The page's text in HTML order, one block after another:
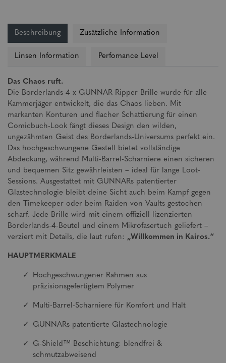
Beschreibung Zusätzliche Information
Linsen Information Perfomance Level
Das Chaos ruft.
Die Borderlands 4 x GUNNAR Ripper Brille wurde für alle
Kammerjäger entwickelt, die das Chaos lieben. Mit
markanten Konturen und flacher Schattierung für einen
Comicbuch-Look fängt dieses Design den wilden,
ungezähmten Geist des Borderlands-Universums perfekt ein.
Das hochgeschwungene Gestell bietet vollständige
Abdeckung, während Multi-Barrel-Scharniere einen sicheren
und bequemen Sitz gewährleisten – ideal für lange Loot-
Sessions. Ausgestattet mit GUNNARs patentierter
Glastechnologie bleibt deine Sicht auch beim Kampf gegen
den Timekeeper oder beim Raiden von Vaults gestochen
scharf. Jede Brille wird mit einem offiziell lizenzierten
Borderlands-4-Beutel und einem Mikrofasertuch geliefert –
verziert mit Details, die laut rufen: „Willkommen in Kairos.“
HAUPTMERKMALE
Hochgeschwungener Rahmen aus
präzisionsgefertigtem Polymer
Multi-Barrel-Scharniere für Komfort und Halt
GUNNARs patentierte Glastechnologie
G-Shield™ Beschichtung: blendfrei &
schmutzabweisend